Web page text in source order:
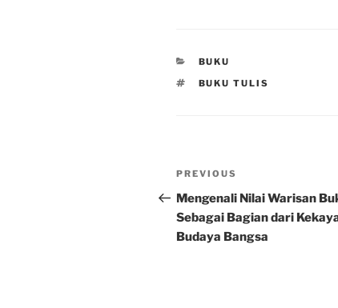
CATEGORIES
BUKU
TAGS
BUKU TULIS
Post
navigation
Previous
Post
PREVIOUS
Mengenali Nilai Warisan
Sebagai Bagian dari
Budaya Bangsa